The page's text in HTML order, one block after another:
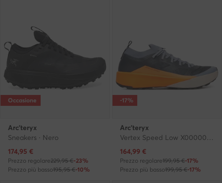
Occasione
Arc'teryx
Sneakers · Nero
Prezzo attuale
174,95 €
Prezzo regolare229,95 €-23%
Prezzo più basso195,95 €-10%
-17%
Arc'teryx
Vertex Speed Low X00000971 · Scarpe da trekking
Prezzo attuale
164,99 €
Prezzo regolare199,95 €-17%
Prezzo più basso199,95 €-17%